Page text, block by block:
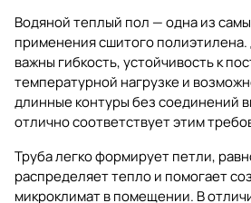
Водяной теплый пол — одна из
применения сшитого полиэтилена.
важны гибкость, устойчивость к
температурной нагрузке и
длинные контуры без соединений
отлично соответствует этим
Труба легко формирует петли,
распределяет тепло и помогает
микроклимат в помещении. В